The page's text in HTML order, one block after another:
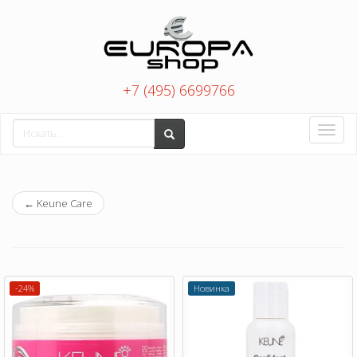
+7 (495) 6699766
Toggle
← Keune Care
-24% Новинка